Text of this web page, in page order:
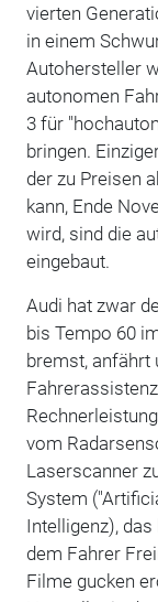
vierten
in einem
Autohersteller
autonomen
3 für
bringen.
der zu Preisen
kann, Ende
wird, sind die
eingebaut.
Audi hat zwar
bis Tempo 60
bremst, anfährt
vom
Laserscanner
System
Intelligenz),
dem Fahrer
Filme gucken